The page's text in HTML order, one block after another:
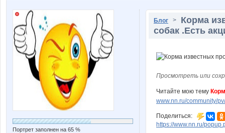
Портрет заполнен на 65 %
Блог > Корма
собак .Есть
Просмотреть или
Читайте мою тему
www.nn.ru/community/
Поделиться:
https://www.nn.ru/